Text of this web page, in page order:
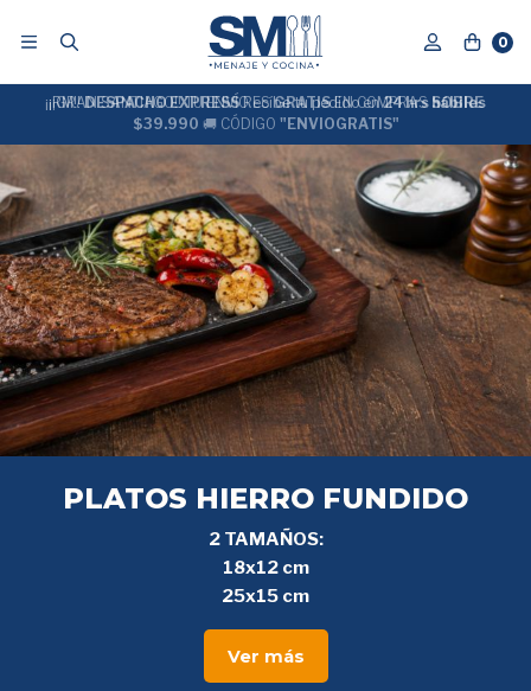
0
GRATIS
SOBRE
$39.990
"ENVIOGRATIS"
¡¡RM!!DESPACHO EXPRESSRecíbe tu pedido en24 hrs hábiles
PLATOS HIERRO FUNDIDO
2 TAMAÑOS:
18x12 cm
25x15 cm
Ver más